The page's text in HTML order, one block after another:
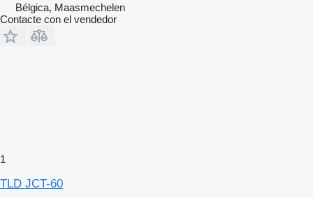
Bélgica, Maasmechelen
Contacte con el vendedor
1
TLD JCT-60